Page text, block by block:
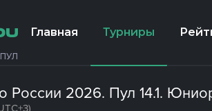
ПУЛ
Главная Турниры
России 2026. Пул 14.1.